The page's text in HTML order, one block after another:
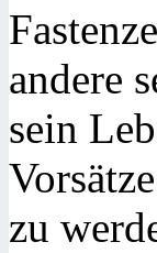
andere
sein
zu